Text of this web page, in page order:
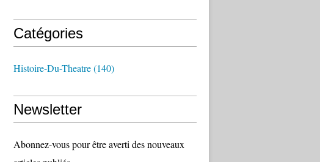
Catégories
Histoire-Du-Theatre(140)
Newsletter
Abonnez-vous pour être averti des nouveaux